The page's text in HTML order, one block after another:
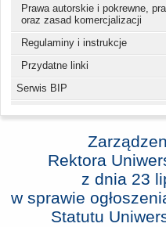
Prawa autorskie i pokrewne,
oraz zasad komercjalizacji
Regulaminy i instrukcje
Przydatne linki
Serwis BIP
Rektora
z dnia 23
w sprawie
Statutu